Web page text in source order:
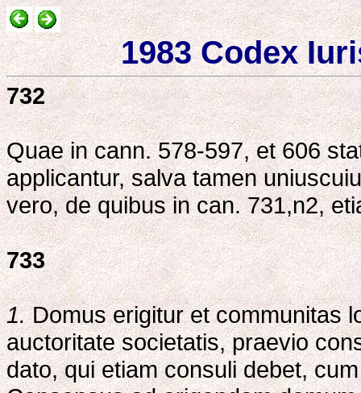
1983 Codex
732
Quae in cann. 578-597, et 606
applicantur, salva tamen
vero, de quibus in can. 731,n2,
733
1.Domus erigitur et communitas
auctoritate societatis, praevio
dato, qui etiam consuli debet,